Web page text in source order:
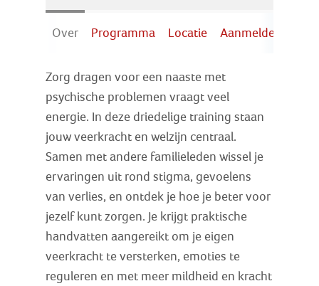
Over Programma Locatie Aanmelden
Zorg dragen voor een naaste met
psychische problemen vraagt veel
energie. In deze driedelige training staan
jouw veerkracht en welzijn centraal.
Samen met andere familieleden wissel je
ervaringen uit rond stigma, gevoelens
van verlies, en ontdek je hoe je beter voor
jezelf kunt zorgen. Je krijgt praktische
handvatten aangereikt om je eigen
veerkracht te versterken, emoties te
reguleren en met meer mildheid en kracht